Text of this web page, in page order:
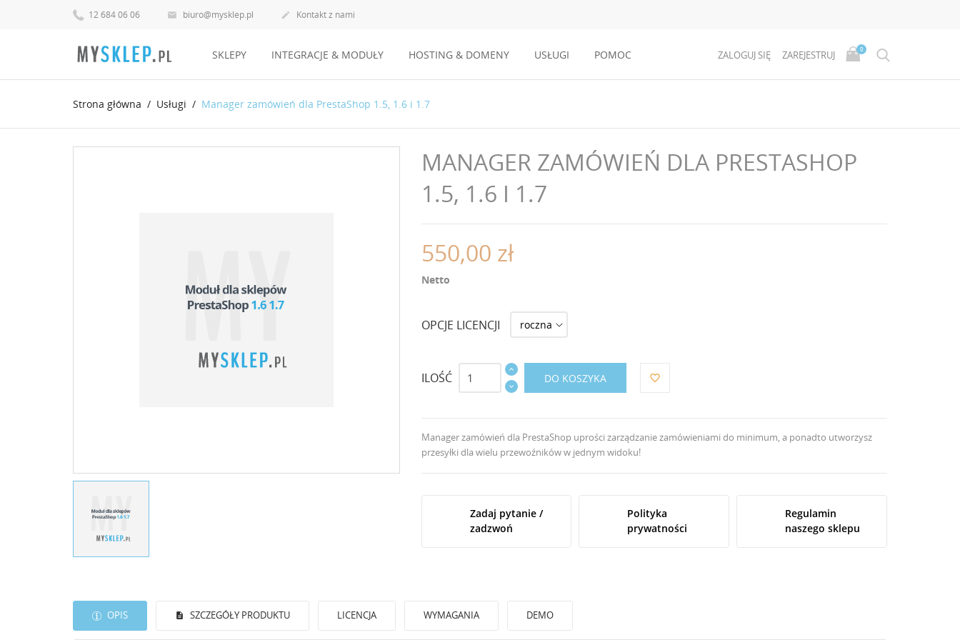
12 684 06 06  biuro@mysklep.pl  Kontakt z nami
SKLEPY INTEGRACJE & MODUŁY HOSTING & DOMENY USŁUGI POMOC ZALOGUJ SIĘ ZAREJESTRUJ
0
Strona główna Usługi Manager zamówień dla PrestaShop 1.5, 1.6 i 1.7
MANAGER ZAMÓWIEŃ DLA PRESTASHOP
1.5, 1.6 I 1.7
550,00 zł
Netto
OPCJE LICENCJI
ILOŚĆ DO KOSZYKA favorite_border
Manager zamówień dla PrestaShop uprości zarządzanie zamówieniami do minimum, a ponadto utworzysz
przesyłki dla wielu przewoźników w jednym widoku!
Zadaj pytanie /
zadzwoń
Polityka
prywatności
Regulamin
naszego sklepu
OPIS SZCZEGÓŁY PRODUKTU LICENCJA WYMAGANIA DEMO